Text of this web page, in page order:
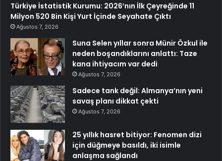
Türkiye İstatistik Kurumu: 2026’nın İlk Çeyreğinde 11
Milyon 520 Bin Kişi Yurt İçinde Seyahate Çıktı
Ağustos 7, 2026
Suna Selen yıllar sonra Münir Özkul ile
neden boşandıklarını anlattı: Taze
kana ihtiyacım var dedi
Ağustos 7, 2026
Sadece tank değil: Almanya’nın yeni
savaş planı dikkat çekti
Ağustos 7, 2026
25 yıllık hasret bitiyor: Fenomen dizi
için düğmeye basıldı, iki isimle
anlaşma sağlandı